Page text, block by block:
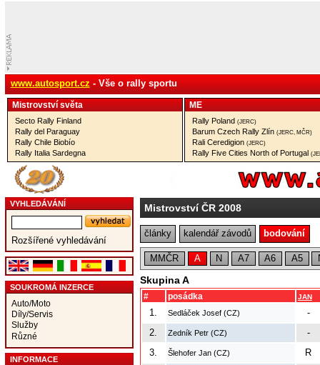
www.autosport.cz - Vše o rally sportu
Mistrovství­ světa
Secto Rally Finland
Rally del Paraguay
Rally Chile Biobío
Rally Italia Sardegna
ME
Rally Poland (JERC)
Barum Czech Rally Zlín (JERC, MČR)
Rali Ceredigion (JERC)
Rally Five Cities North of Portugal
VYHLEDÁVÁNÍ
Rozšířené vyhledávání
SOUKROMÁ INZERCE
Auto/Moto
Díly/Servis
Služby
Různé
INFORMACE
Mistrovství ČR 2008
články kalendář závodů bodování
MMČR A N A7 A6 A5
Skupina A
# posádka JAN
1. Sedláček Josef (CZ)
-
2.
Zedník Petr (CZ)
-
3.
Šlehofer Jan (CZ)
R